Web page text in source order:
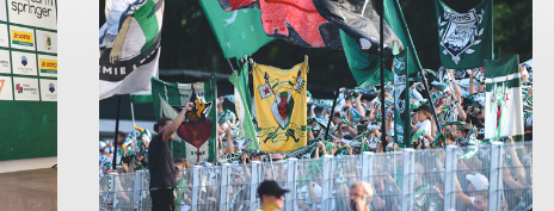
Auswärtsspiel
beim
RSV
Eintracht
1949